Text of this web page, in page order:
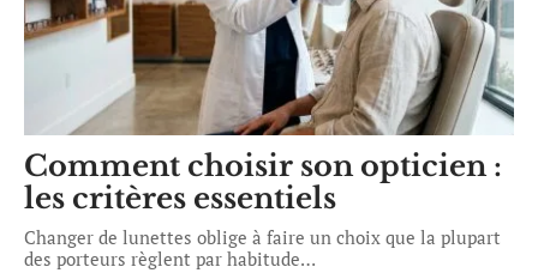
Comment choisir son opticien :
les critères essentiels
Changer de lunettes oblige à faire un choix que la plupart
des porteurs règlent par habitude…